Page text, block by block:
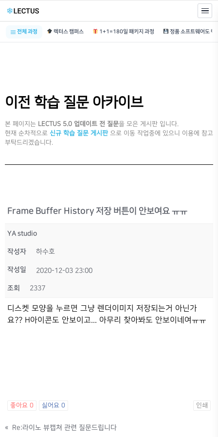
전체 과정 렉터스 캠퍼스 1+1=180일 패키지 과정
이전 학습 질문 아카이브
본 페이지는 LECTUS 5.0 업데이트 전 질문을 모은 게시판 입니다.
현재 순차적으로 신규 학습 질문 게시판 으로 이동 작업중에 있으니 이용에 참고
부탁드리겠습니다.
Frame Buffer History 저장 버튼이 안보여요 ㅠㅠ
YA studio
작성자 하수호
작성일 2020-12-03 23:00
조회 2337
디스켓 모양을 누르면 그냥 렌더이미지 저장되는거 아닌가
요?? H아이콘도 안보이고... 아무리 찾아봐도 안보이네여ㅠㅠ
좋아요 0 싫어요 0 인쇄
« Re:라이노 뷰캡쳐 관련 질문드립니다